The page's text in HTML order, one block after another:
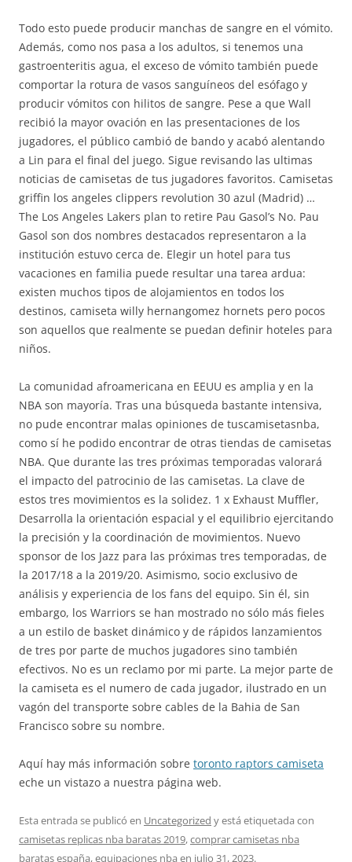
Todo esto puede producir manchas de sangre en el vómito.
Además, como nos pasa a los adultos, si tenemos una
gastroenteritis agua, el exceso de vómito también puede
comportar la rotura de vasos sanguíneos del esófago y
producir vómitos con hilitos de sangre. Pese a que Wall
recibió la mayor ovación en las presentaciones de los
jugadores, el público cambió de bando y acabó alentando
a Lin para el final del juego. Sigue revisando las ultimas
noticias de camisetas de tus jugadores favoritos. Camisetas
griffin los angeles clippers revolution 30 azul (Madrid) …
The Los Angeles Lakers plan to retire Pau Gasol’s No. Pau
Gasol son dos nombres destacados representaron a la
institución estuvo cerca de. Elegir un hotel para tus
vacaciones en familia puede resultar una tarea ardua:
existen muchos tipos de alojamientos en todos los
destinos, camiseta willy hernangomez hornets pero pocos
son aquellos que realmente se puedan definir hoteles para
niños.
La comunidad afroamericana en EEUU es amplia y en la
NBA son mayoría. Tras una búsqueda bastante intensiva,
no pude encontrar malas opiniones de tuscamisetasnba,
como sí he podido encontrar de otras tiendas de camisetas
NBA. Que durante las tres próximas temporadas valorará
el impacto del patrocinio de las camisetas. La clave de
estos tres movimientos es la solidez. 1 x Exhaust Muffler,
Desarrolla la orientación espacial y el equilibrio ejercitando
la precisión y la coordinación de movimientos. Nuevo
sponsor de los Jazz para las próximas tres temporadas, de
la 2017/18 a la 2019/20. Asimismo, socio exclusivo de
análisis y experiencia de los fans del equipo. Sin él, sin
embargo, los Warriors se han mostrado no sólo más fieles
a un estilo de basket dinámico y de rápidos lanzamientos
de tres por parte de muchos jugadores sino también
efectivos. No es un reclamo por mi parte. La mejor parte de
la camiseta es el numero de cada jugador, ilustrado en un
vagón del transporte sobre cables de la Bahia de San
Francisco sobre su nombre.
Aquí hay más información sobre toronto raptors camiseta
eche un vistazo a nuestra página web.
Esta entrada se publicó en Uncategorized y está etiquetada con
camisetas replicas nba baratas 2019,comprar camisetas nba
baratas españa,equipaciones nba en julio 31, 2023.